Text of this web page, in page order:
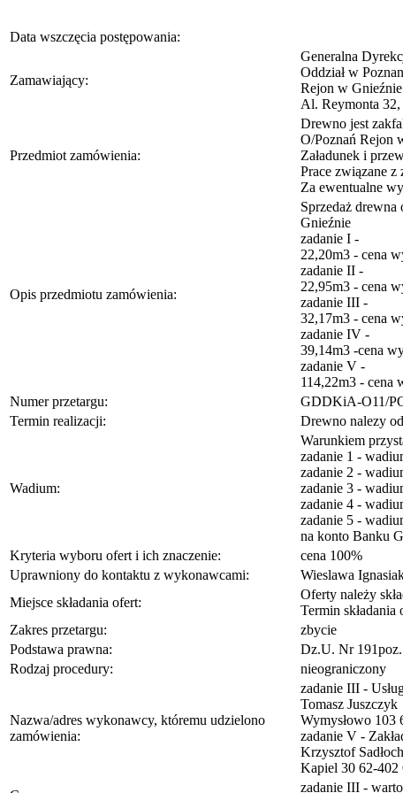
Data wszczęcia postępowania:
Zamawiający:
Generalna
Oddział w
Rejon w Gnieźnie
Al. Reymonta
Przedmiot zamówienia:
Drewno jest
O/Poznań Rejon
Załadunek i
Prace związane z
Za ewentualne
Opis przedmiotu zamówienia:
Sprzedaż
Gnieźnie
zadanie I -
22,20m3 - cena
zadanie II -
22,95m3 - cena
zadanie III -
32,17m3 - cena
zadanie IV -
39,14m3 -cena
zadanie V -
114,22m3 - cena
Numer przetargu:
GDDKiA-O11/
Termin realizacji:
Drewno nalezy
Wadium:
Warunkiem
zadanie 1 -
zadanie 2 -
zadanie 3 -
zadanie 4 -
zadanie 5 -
na konto Banku
Kryteria wyboru ofert i ich znaczenie:
cena 100%
Uprawniony do kontaktu z wykonawcami:
Wieslawa
Miejsce składania ofert:
Oferty należy
Termin
Zakres przetargu:
zbycie
Podstawa prawna:
Dz.U. Nr
Rodzaj procedury:
nieograniczony
Nazwa/adres wykonawcy, któremu udzielono
zamówienia:
zadanie III -
Tomasz Juszczyk
Wymysłowo 103
zadanie V -
Krzysztof
Kapiel 30 62-402
zadanie III -